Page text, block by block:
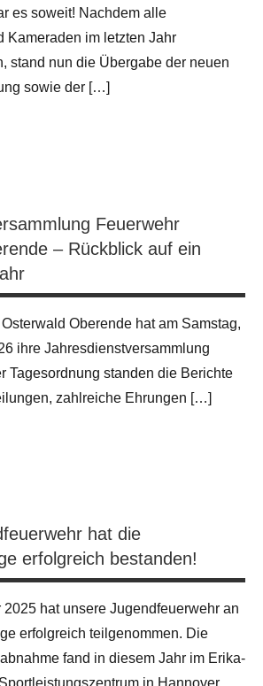
es soweit! Nachdem alle
Kameraden im letzten Jahr
stand nun die Übergabe der neuen
sowie der […]
Feuerwehr
– Rückblick auf ein
Oberende hat am Samstag,
ihre Jahresdienstversammlung
Tagesordnung standen die Berichte
zahlreiche Ehrungen […]
hat die
erfolgreich bestanden!
hat unsere Jugendfeuerwehr an
erfolgreich teilgenommen. Die
fand in diesem Jahr im Erika-
in Hannover